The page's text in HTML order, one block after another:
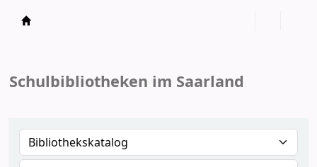
Schulbibliotheken im Saarland